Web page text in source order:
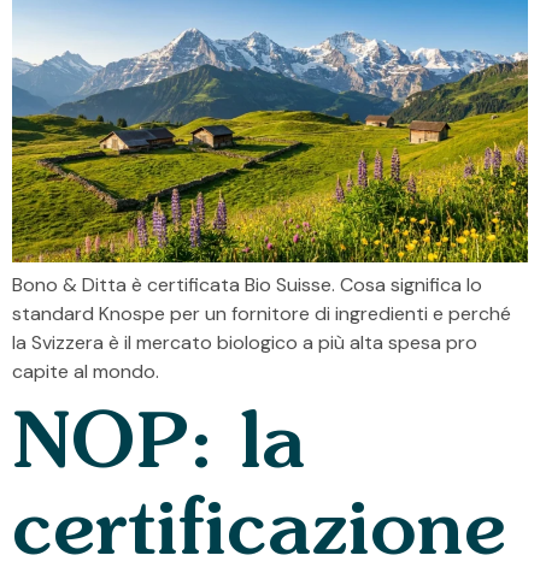
Bono & Ditta è certificata Bio Suisse. Cosa significa lo
standard Knospe per un fornitore di ingredienti e perché
la Svizzera è il mercato biologico a più alta spesa pro
capite al mondo.
NOP: la
certificazione